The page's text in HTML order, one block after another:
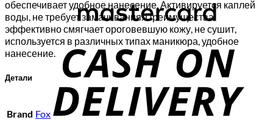
обеспечивает удобное нанесение. Активируется каплей
воды, не требует замачивания. Преимущества:
эффективно смягчает ороговевшую кожу, не сушит,
используется в различных типах маникюра, удобное
нанесение.
Детали
Brand Fox